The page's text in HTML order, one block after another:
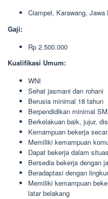
Ciampel, Karawang, Jawa
Gaji:
Rp 2.500.000
Kualifikasi Umum:
WNI
Sehat jasmani dan rohani
Berusia minimal 18 tahun
Berpendidikan minimal
Berkelakuan baik, jujur,
Kemampuan bekerja
Memiliki kemampuan
Dapat bekerja dalam
Bersedia bekerja dengan
Beradaptasi dengan
Memiliki kemampuan
latar belakang